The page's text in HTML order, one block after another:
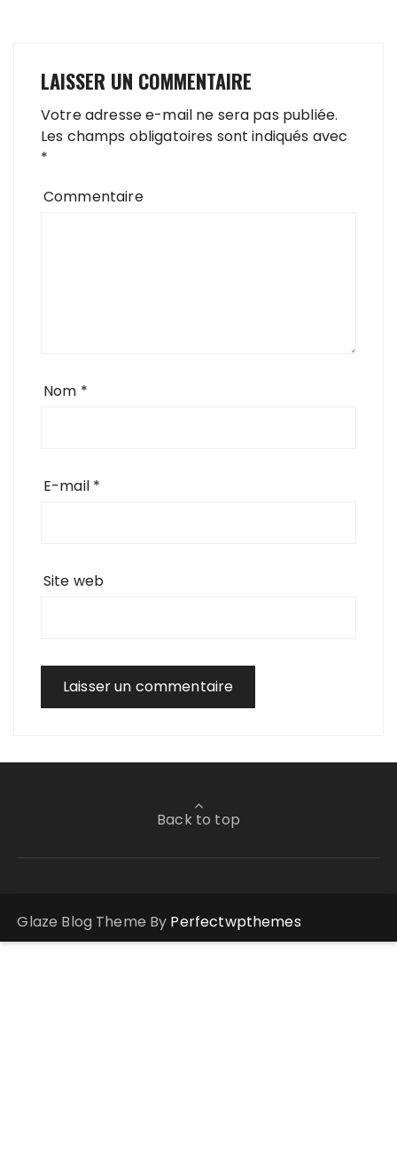
LAISSER UN COMMENTAIRE
Votre adresse e-mail ne sera pas publiée.
Les champs obligatoires sont indiqués avec
*
Commentaire
Nom *
E-mail *
Site web
Back to top
Glaze Blog Theme By Perfectwpthemes